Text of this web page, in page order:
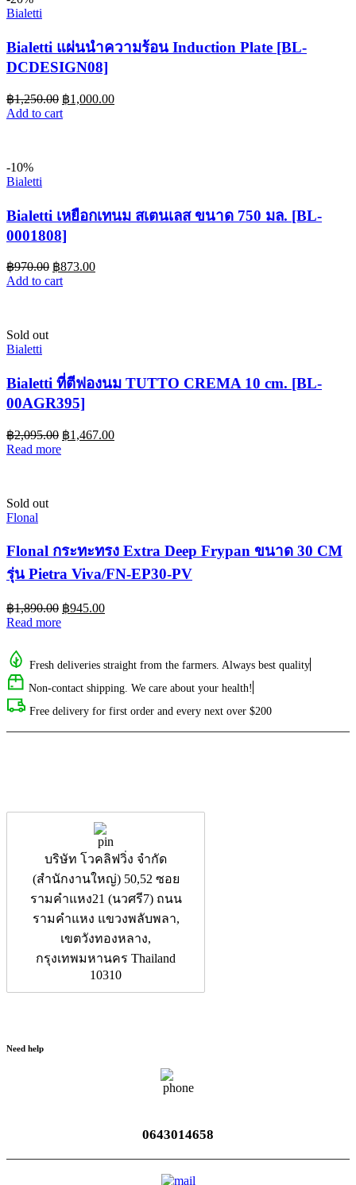
Bialetti
Bialetti แผ่นนำความร้อน Induction Plate [BL-
DCDESIGN08]
฿1,250.00 ฿1,000.00
Add to cart
-10%
Bialetti
Bialetti เหยือกเทนม สเตนเลส ขนาด 750 มล. [BL-
0001808]
฿970.00 ฿873.00
Add to cart
Sold out
Bialetti
Bialetti ที่ตีฟองนม TUTTO CREMA 10 cm. [BL-
00AGR395]
฿2,095.00 ฿1,467.00
Read more
Sold out
Flonal
Flonal กระทะทรง Extra Deep Frypan ขนาด 30 CM
รุ่น Pietra Viva/FN-EP30-PV
฿1,890.00 ฿945.00
Read more
Fresh deliveries straight from the farmers. Always best quality
Non-contact shipping. We care about your health!
Free delivery for first order and every next over $200
บริษัท โวคลิฟวิ่ง จำกัด
(สำนักงานใหญ่) 50,52 ซอย
รามคำแหง21 (นวศรี7) ถนน
รามคำแหง แขวงพลับพลา,
เขตวังทองหลาง,
กรุงเทพมหานคร Thailand
10310
Need help
0643014658